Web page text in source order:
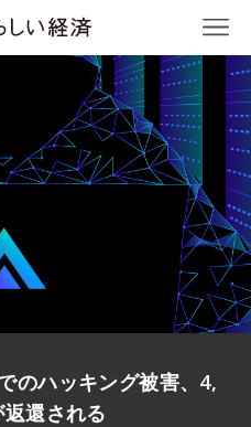
のハッキング被害、4,
還される